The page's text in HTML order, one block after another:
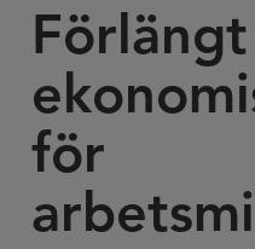
Förlängt
för